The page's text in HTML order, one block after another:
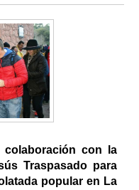
con la
Traspasado para
popular en La